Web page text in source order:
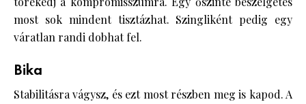
most sok mindent tisztázhat. Szingliként pedig egy
váratlan randi dobhat fel.
Bika
Stabilitásra vágysz, és ezt most részben meg is kapod. A